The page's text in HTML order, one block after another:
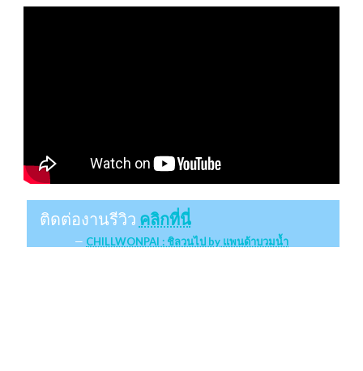
ติดต่องานรีวิว คลิกที่นี่
CHILLWONPAI : ชิลวนไป by แพนด้าบวมน้ำ